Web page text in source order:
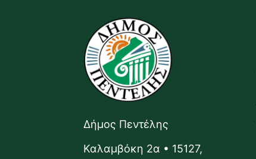
Δήμος Πεντέλης
Καλαμβόκη 2α • 15127,